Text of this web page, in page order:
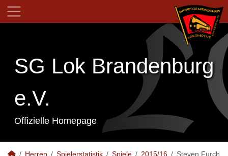
SG Lok Brandenburg
e.V.
Offizielle Homepage
Herren Spielerstatistik Spiele 2015/16 Steven Furch